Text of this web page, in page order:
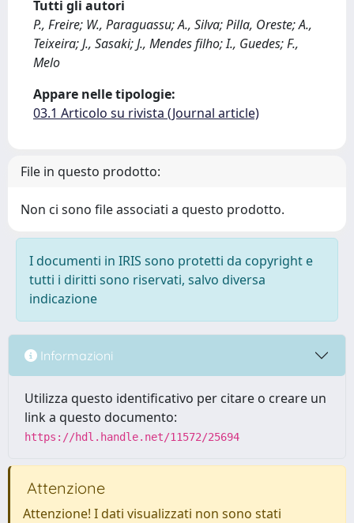
Tutti gli autori
P., Freire; W., Paraguassu; A., Silva; Pilla, Oreste; A.,
Teixeira; J., Sasaki; J., Mendes filho; I., Guedes; F.,
Melo
Appare nelle tipologie:
03.1 Articolo su rivista (Journal article)
File in questo prodotto:
Non ci sono file associati a questo prodotto.
I documenti in IRIS sono protetti da copyright e
tutti i diritti sono riservati, salvo diversa
indicazione
Informazioni
Utilizza questo identificativo per citare o creare un
link a questo documento:
https://hdl.handle.net/11572/25694
Attenzione
Attenzione! I dati visualizzati non sono stati